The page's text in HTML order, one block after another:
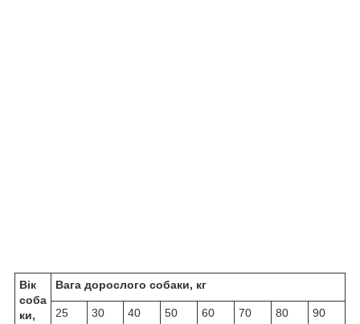
Вік
соба
ки,
Вага дорослого собаки, кг
25 30 40 50 60 70 80 90